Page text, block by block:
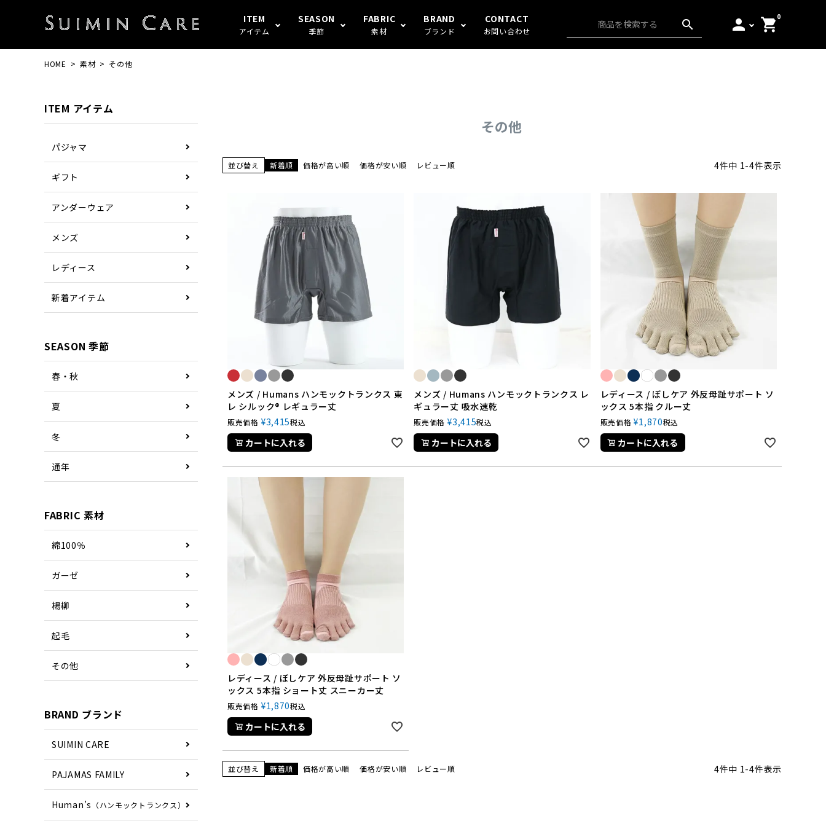
ITEM
アイテム
SEASON
季節
FABRIC
素材
BRAND
ブランド
CONTACT
お問い合わせ search person 0
shopping_cart
HOME 素材 その他
ITEM アイテム
パジャマ
ギフト
アンダーウェア
メンズ
レディース
新着アイテム
SEASON 季節
春・秋
夏
冬
通年
FABRIC 素材
綿100％
ガーゼ
楊柳
起毛
その他
BRAND ブランド
SUIMIN CARE
PAJAMAS FAMILY
Human’s （ハンモックトランクス）
その他
並び替え 新着順 価格が高い順 価格が安い順 レビュー順 4件中 1-4件表示
メンズ / Humans ハンモックトランクス 東
レ シルック® レギュラー丈
販売価格 ¥3,415税込
カートに入れる
メンズ / Humans ハンモックトランクス レ
ギュラー丈 吸水速乾
販売価格 ¥3,415税込
カートに入れる
レディース / ぼしケア 外反母趾サポート ソ
ックス 5本指 クルー丈
販売価格 ¥1,870税込
カートに入れる
レディース / ぼしケア 外反母趾サポート ソ
ックス 5本指 ショート丈 スニーカー丈
販売価格 ¥1,870税込
カートに入れる
並び替え 新着順 価格が高い順 価格が安い順 レビュー順 4件中 1-4件表示